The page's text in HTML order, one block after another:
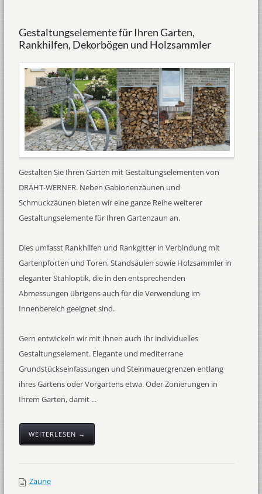
Gestaltungselemente für Ihren Garten,
Rankhilfen, Dekorbögen und Holzsammler
Gestalten Sie Ihren Garten mit Gestaltungselementen von
DRAHT-WERNER. Neben Gabionenzäunen und
Schmuckzäunen bieten wir eine ganze Reihe weiterer
Gestaltungselemente für Ihren Gartenzaun an.
Dies umfasst Rankhilfen und Rankgitter in Verbindung mit
Gartenpforten und Toren, Standsäulen sowie Holzsammler in
eleganter Stahloptik, die in den entsprechenden
Abmessungen übrigens auch für die Verwendung im
Innenbereich geeignet sind.
Gern entwickeln wir mit Ihnen auch Ihr individuelles
Gestaltungselement. Elegante und mediterrane
Grundstückseinfassungen und Steinmauergrenzen entlang
ihres Gartens oder Vorgartens etwa. Oder Zonierungen in
Ihrem Garten, damit ...
WEITERLESEN →
Zäune